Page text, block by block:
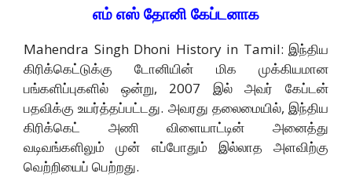
எம் எஸ் தோனி கேப்டனாக
Mahendra Singh Dhoni History in Tamil: இந்திய
கிரிக்கெட்டுக்கு டோனியின் மிக முக்கியமான
பங்களிப்புகளில் ஒன்று, 2007 இல் அவர் கேப்டன்
பதவிக்கு உயர்த்தப்பட்டது. அவரது தலைமையில், இந்திய
கிரிக்கெட் அணி விளையாட்டின் அனைத்து
வடிவங்களிலும் முன் எப்போதும் இல்லாத அளவிற்கு
வெற்றியைப் பெற்றது.